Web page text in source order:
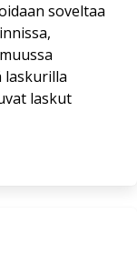
soveltaa
laskurilla
laskut